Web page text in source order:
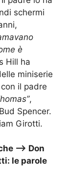
schermi
è
Hill ha
miniserie
il padre
,
Spencer.
Girotti.
—> Don
le parole